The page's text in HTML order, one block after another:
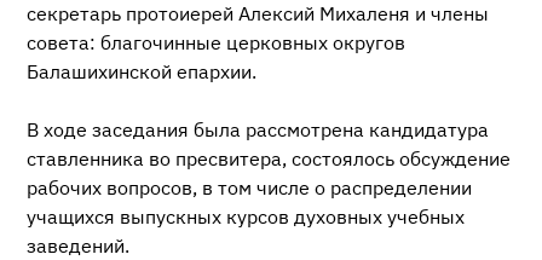
секретарь протоиерей Алексий Михаленя и члены
совета: благочинные церковных округов
Балашихинской епархии.
В ходе заседания была рассмотрена кандидатура
ставленника во пресвитера, состоялось обсуждение
рабочих вопросов, в том числе о распределении
учащихся выпускных курсов духовных учебных
заведений.